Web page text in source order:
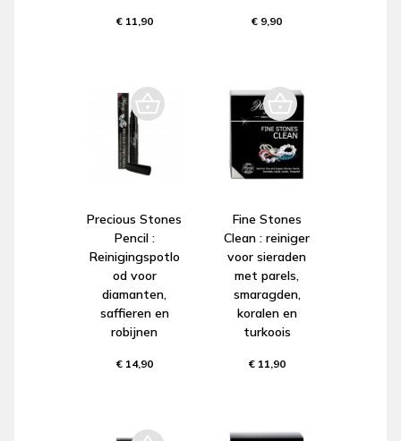
€ 11,90 € 9,90
Precious Stones
Pencil :
Reinigingspotlo
od voor
diamanten,
saffieren en
robijnen
€ 14,90
Fine Stones
Clean : reiniger
voor sieraden
met parels,
smaragden,
koralen en
turkoois
€ 11,90